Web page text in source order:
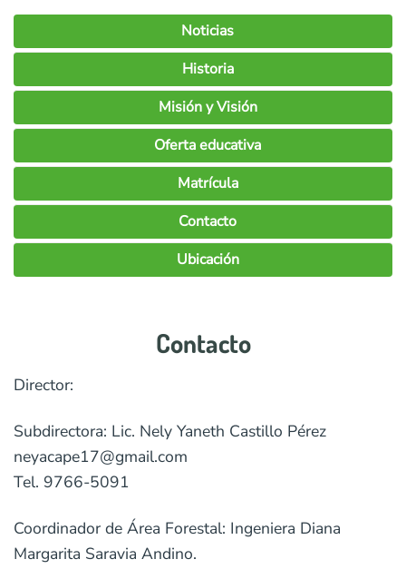
Contacto
Director:
Subdirectora: Lic. Nely Yaneth Castillo Pérez
neyacape17@gmail.com
Tel. 9766-5091
Coordinador de Área Forestal: Ingeniera Diana
Margarita Saravia Andino.
Noticias
Historia
Misión y Visión
Oferta educativa
Matrícula
Contacto
Ubicación